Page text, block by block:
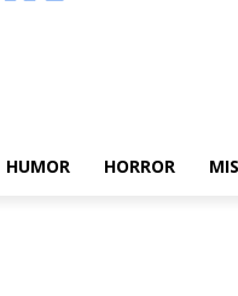
HUMOR HORROR